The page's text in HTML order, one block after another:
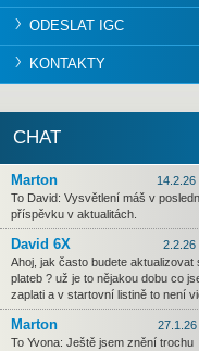
ODESLAT IGC
KONTAKTY
CHAT
Marton
14.2.26
To David: Vysvětlení máš v
příspěvku v aktualitách.
David 6X
2.2.26
Ahoj, jak často budete aktualizovat
plateb ? už je to nějakou dobu co
zaplati a v startovní listině to není
Marton
27.1.26
To Yvona: Ještě jsem znění trochu